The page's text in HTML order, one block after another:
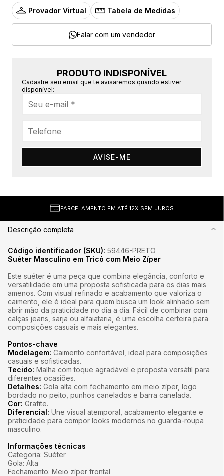
Provador Virtual Tabela de Medidas
Falar com um vendedor
PRODUTO INDISPONÍVEL
Cadastre seu email que te avisaremos quando estiver
disponível:
AVISE-ME
PARCELAMENTO EM ATÉ 12X SEM JUROS
Descrição completa
Código identificador (SKU): 59446-PRETO
Suéter Masculino em Tricô com Meio Zíper
Este suéter é uma peça que combina elegância, conforto e
versatilidade em uma proposta sofisticada para os dias mais
amenos. Com visual refinado e acabamento que valoriza o
caimento, ele é ideal para quem busca um look alinhado sem
abrir mão da praticidade no dia a dia. Fácil de combinar com
calças jeans, sarja ou alfaiataria, é uma escolha certeira para
composições casuais e mais elegantes.
Pontos-chave
Modelagem: Caimento confortável, ideal para composições
casuais e sofisticadas.
Tecido: Malha com toque agradável e proposta versátil para
diferentes ocasiões.
Detalhes: Gola alta com fechamento em meio zíper, logo
bordado no peito, punhos canelados e barra canelada.
Cor: Grafite.
Diferencial: Une visual atemporal, acabamento elegante e
praticidade para compor looks modernos no guarda-roupa
masculino.
Informações técnicas
Categoria: Suéter
Gola: Alta
Fechamento: Meio zíper frontal